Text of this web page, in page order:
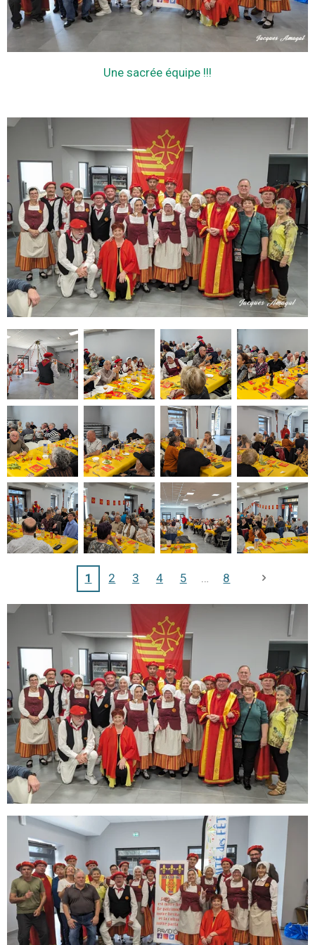
Une sacrée équipe !!!
1 2 3 4 5 8